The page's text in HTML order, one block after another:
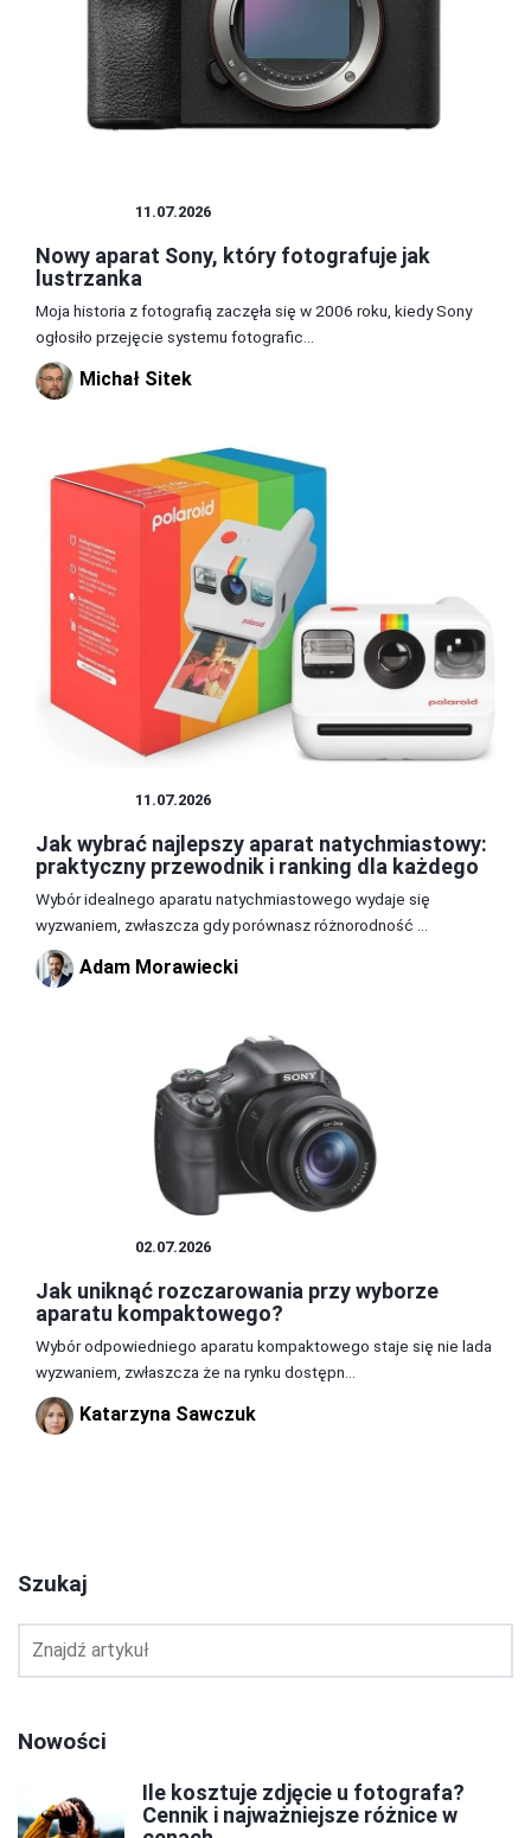
11.07.2026
Nowy aparat Sony, który fotografuje jak
lustrzanka
Moja historia z fotografią zaczęła się w 2006 roku, kiedy Sony
ogłosiło przejęcie systemu fotografic...
Michał Sitek
11.07.2026
Jak wybrać najlepszy aparat natychmiastowy:
praktyczny przewodnik i ranking dla każdego
Wybór idealnego aparatu natychmiastowego wydaje się
wyzwaniem, zwłaszcza gdy porównasz różnorodność ...
Adam Morawiecki
02.07.2026
Jak uniknąć rozczarowania przy wyborze
aparatu kompaktowego?
Wybór odpowiedniego aparatu kompaktowego staje się nie lada
wyzwaniem, zwłaszcza że na rynku dostępn...
Katarzyna Sawczuk
Szukaj
Nowości
Ile kosztuje zdjęcie u fotografa?
Cennik i najważniejsze różnice w